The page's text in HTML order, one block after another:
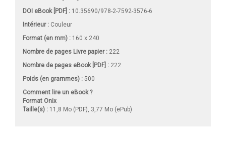
DOI eBook [PDF] : 10.35690/978-2-7592-3576-6
Intérieur : Couleur
Format (en mm) : 160 x 240
Nombre de pages Livre papier: 222
Nombre de pages eBook [PDF] : 222
Poids (en grammes) : 500
Comment lire un eBook ?
Format Onix
Taille(s) : 11,8 Mo (PDF), 3,77 Mo (ePub)